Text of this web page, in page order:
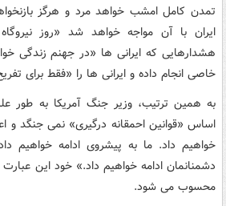
تمدن کامل امشب خواهد مرد و هرگز
ایران با آن مواجه خواهد شد «روز
هشدارهایی که ایرانی ها «در جهنم زندگی
خاصی انجام داده و ایرانی ها را «فقط برای
به همین ترتیب، وزیر جنگ آمریکا به طور
اساس «قوانین احمقانه درگیری» نمی جنگد و
خواهیم داد. ما به پیشروی ادامه خواهیم
دشمنانمان ادامه خواهیم داد.» خود این
محسوب می شود.